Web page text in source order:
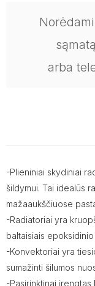
arba
-Plieniniai skydiniai
šildymui. Tai idealūs
mažaaukščiuose
-Radiatoriai yra
baltaisiais
-Konvektoriai yra
sumažinti šilumos
-Pasirinktinai